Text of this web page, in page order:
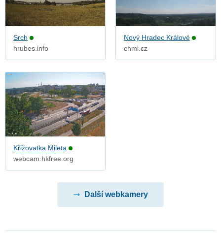
Srch
hrubes.info
Nový Hradec Králové
chmi.cz
Křižovatka Mileta
webcam.hkfree.org
Další webkamery